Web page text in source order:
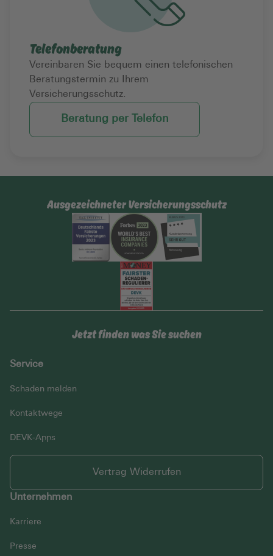
Telefonberatung
Vereinbaren Sie bequem einen telefonischen
Beratungstermin zu Ihrem
Versicherungsschutz.
Beratung per Telefon
Ausgezeichneter Versicherungsschutz
Jetzt finden was Sie suchen
Service
Schaden melden
Kontaktwege
DEVK-Apps
Vertrag Widerrufen
Unternehmen
Karriere
Presse